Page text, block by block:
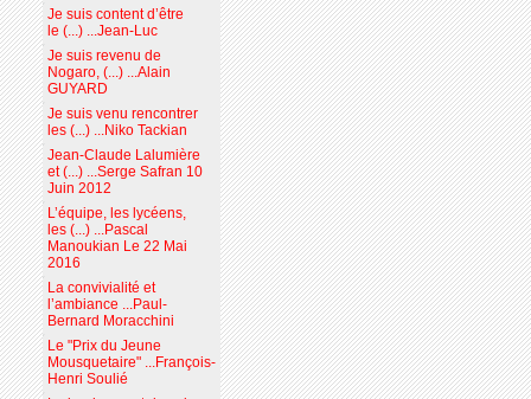
Je suis content d’être
le (...) ...Jean-Luc
Je suis revenu de
Nogaro, (...) ...Alain
GUYARD
Je suis venu rencontrer
les (...) ...Niko Tackian
Jean-Claude Lalumière
et (...) ...Serge Safran 10
Juin 2012
L’équipe, les lycéens,
les (...) ...Pascal
Manoukian Le 22 Mai
2016
La convivialité et
l’ambiance ...Paul-
Bernard Moracchini
Le "Prix du Jeune
Mousquetaire" ...François-
Henri Soulié